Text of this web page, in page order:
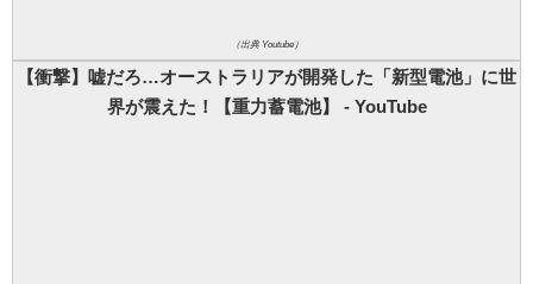
（出典 Youtube）
【衝撃】嘘だろ…オーストラリアが開発した「新型電池」に世
界が震えた！【重力蓄電池】 - YouTube